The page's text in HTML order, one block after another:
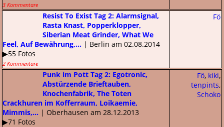
3 Kommentare
Fö
Resist To Exist Tag 2: Alarmsignal,
Rasta Knast, Popperklopper,
Siberian Meat Grinder, What We
Feel, Auf Bewährung,... | Berlin am 02.08.2014
▶55 Fotos
2 Kommentare
Fö, kiki,
tenpints,
Schoko
Punk im Pott Tag 2: Egotronic,
Abstürzende Brieftauben,
Knochenfabrik, The Toten
Crackhuren im Kofferraum, Loikaemie,
Mimmis,... | Oberhausen am 28.12.2013
▶71 Fotos